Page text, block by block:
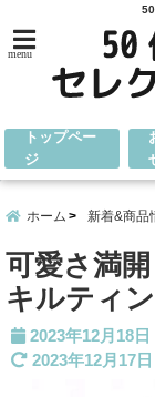
menu
トップペー
ジ
ホーム 新着&商品
可愛さ満
キルティ
2023年12月18日
2023年12月17日